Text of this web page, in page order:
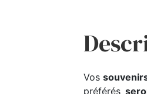
Vos
préférés